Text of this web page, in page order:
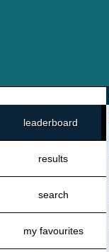
leaderboard
results
search
my favourites